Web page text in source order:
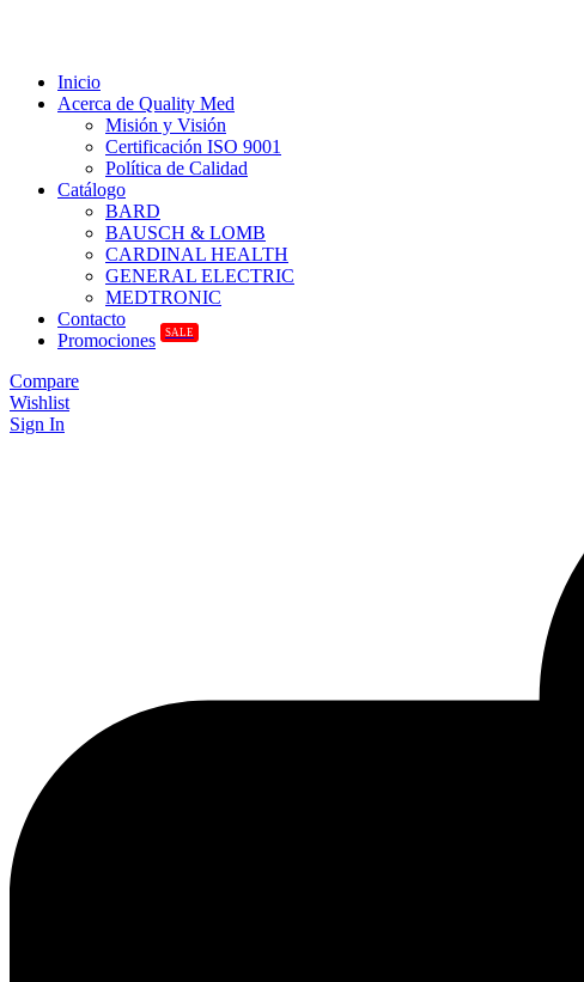
Inicio
Acerca de Quality Med
Misión y Visión
Certificación ISO 9001
Política de Calidad
Catálogo
BARD
BAUSCH & LOMB
CARDINAL HEALTH
GENERAL ELECTRIC
MEDTRONIC
Contacto
Promociones
SALE
Compare
Wishlist
Sign In